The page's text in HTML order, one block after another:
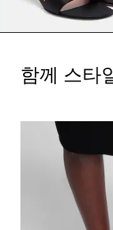
함께 스타